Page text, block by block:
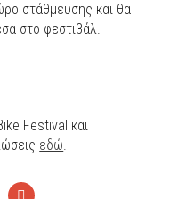
στάθμευσης και θα
στο φεστιβάλ.
Festival και
εδώ.